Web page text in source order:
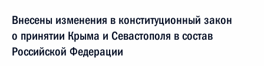
Внесены изменения в конституционный закон
о принятии Крыма и Севастополя в состав
Российской Федерации